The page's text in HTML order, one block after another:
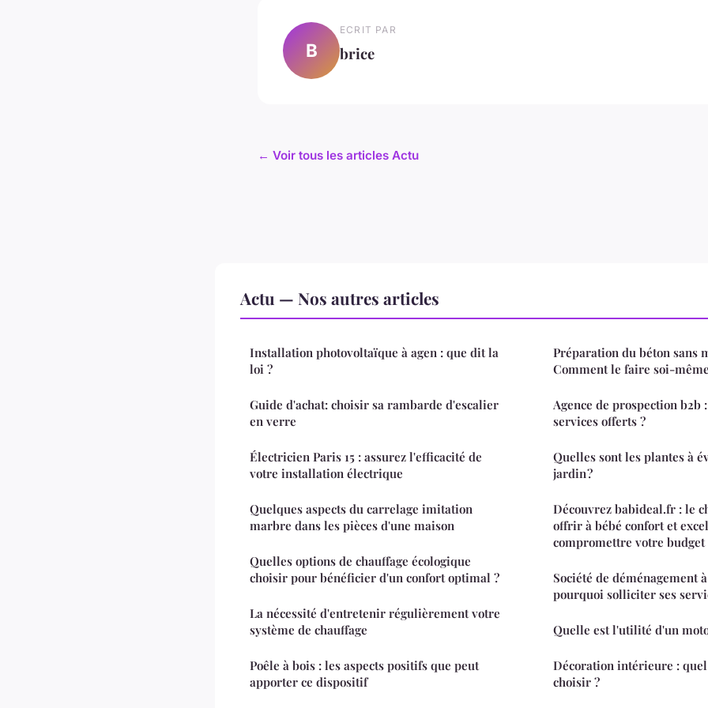
B
ECRIT PAR
brice
← Voir tous les articles Actu
Actu — Nos autres articles
Installation photovoltaïque à agen : que dit la
loi ?
Guide d'achat: choisir sa rambarde d'escalier
en verre
Électricien Paris 15 : assurez l'efficacité de
votre installation électrique
Quelques aspects du carrelage imitation
marbre dans les pièces d'une maison
Quelles options de chauffage écologique
choisir pour bénéficier d'un confort optimal ?
La nécessité d'entretenir régulièrement votre
système de chauffage
Poêle à bois : les aspects positifs que peut
apporter ce dispositif
Préparation du béton sans
Comment le faire soi-
Agence de prospection b2b
services offerts ?
Quelles sont les plantes à
jardin ?
Découvrez babideal.fr : le
offrir à bébé confort et
compromettre votre budget
Société de déménagement
pourquoi solliciter ses
Quelle est l'utilité d'un
Décoration intérieure :
choisir ?